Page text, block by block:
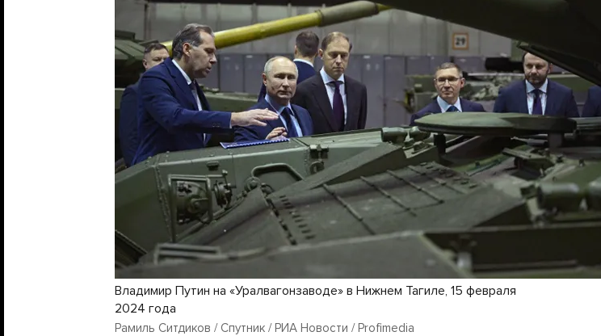
Владимир Путин на «Уралвагонзаводе» в Нижнем Тагиле, 15 февраля
2024 года
Рамиль Ситдиков / Спутник / РИА Новости / Profimedia